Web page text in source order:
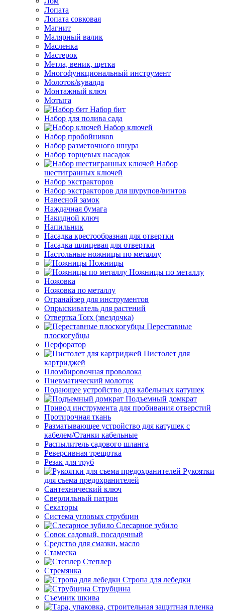
Лопата
Лопата совковая
Магнит
Малярный валик
Масленка
Мастерок
Метла, веник, щетка
Многофункциональный инструмент
Молоток/кувалда
Монтажный ключ
Мотыга
Набор бит
Набор для полива сада
Набор ключей
Набор пробойников
Набор разметочного шнура
Набор торцевых насадок
Набор
шестигранных ключей
Набор экстракторов
Набор экстракторов для шурупов/винтов
Навесной замок
Наждачная бумага
Накидной ключ
Напильник
Насадка крестообразная для отвертки
Насадка шлицевая для отвертки
Настольные ножницы по металлу
Ножницы
Ножницы по металлу
Ножовка
Ножовка по металлу
Огранайзер для инструментов
Опрыскиватель для растений
Отвертка Torx (звездочка)
Переставные
плоскогубцы
Перфоратор
Пистолет для
картриджей
Пломбировочная проволока
Пневматический молоток
Подающее устройство для кабельных катушек
Подъемный домкрат
Привод инструмента для пробивания отверстий
Протирочная ткань
Разматывающее устройство для катушек с
кабелем/Станки кабельные
Распылитель садового шланга
Реверсивная трещотка
Резак для труб
Рукоятки
для съема предохранителей
Сантехнический ключ
Сверлильный патрон
Секаторы
Система угловых струбцин
Слесарное зубило
Совок садовый, посадочный
Средство для смазки, масло
Стамеска
Степлер
Стремянка
Стропа для лебедки
Струбцина
Съемник шкива